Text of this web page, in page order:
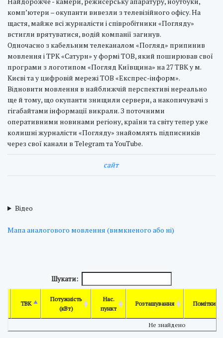
комп’ютери – окупанти вивезли з телевізійного офісу. На
щастя, майже всі журналісти і співробітники «Погляду»
встигли врятуватися, водій компанії загинув.
Одночасно з кабельним телеканалом «Погляд» припинив
мовлення і ТРК «Сатурн» у формі ТОВ, який поширював свої
програми з логотипом «Погляд Київщина» на 27 ТВК у м.
Києві та у цифровій мережі ТОВ «Експрес-інформ».
Відновити мовлення в найближчій перспективі нереально
ще й тому, що окупанти знищили сервери, а накопичувачі з
гігабайтами інформації викрали. З поточними
оперативними новинами регіону, країни та світу тепер уже
колишні журналісти «Погляду» знайомлять підписників
через свої канали в Telegram та YouTube.
cайт
Відео
Мапа аналогового мовлення (вимкненого або ні)
Шукати:
ТВК
Потужність
(кВт)
Нас.
пункт
Розташування Помітки
Не знайдено